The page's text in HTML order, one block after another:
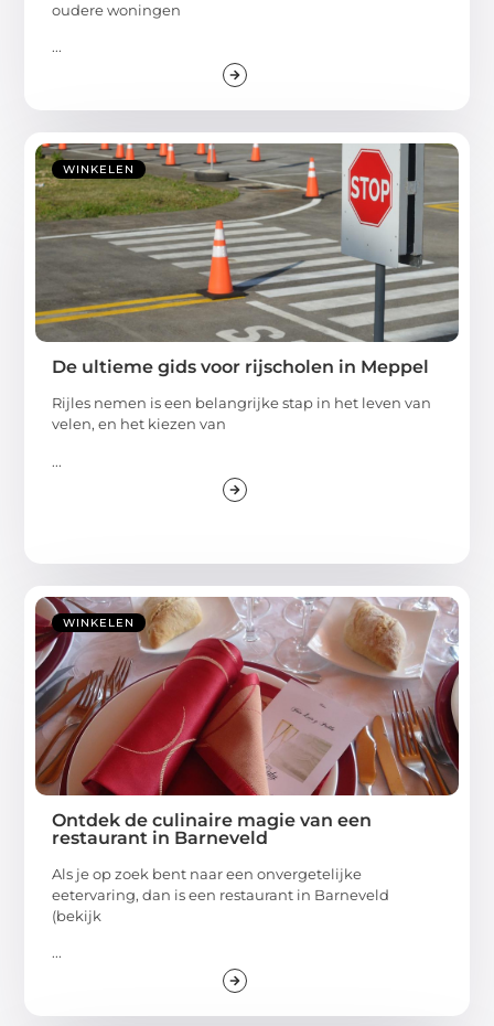
oudere woningen
...
WINKELEN
De ultieme gids voor rijscholen in Meppel
Rijles nemen is een belangrijke stap in het leven van
velen, en het kiezen van
...
WINKELEN
Ontdek de culinaire magie van een
restaurant in Barneveld
Als je op zoek bent naar een onvergetelijke
eetervaring, dan is een restaurant in Barneveld
(bekijk
...